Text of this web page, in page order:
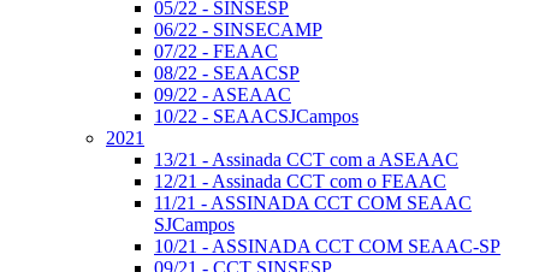
05/22 - SINSESP
06/22 - SINSECAMP
07/22 - FEAAC
08/22 - SEAACSP
09/22 - ASEAAC
10/22 - SEAACSJCampos
2021
13/21 - Assinada CCT com a ASEAAC
12/21 - Assinada CCT com o FEAAC
11/21 - ASSINADA CCT COM SEAAC
SJCampos
10/21 - ASSINADA CCT COM SEAAC-SP
09/21 - CCT SINSESP